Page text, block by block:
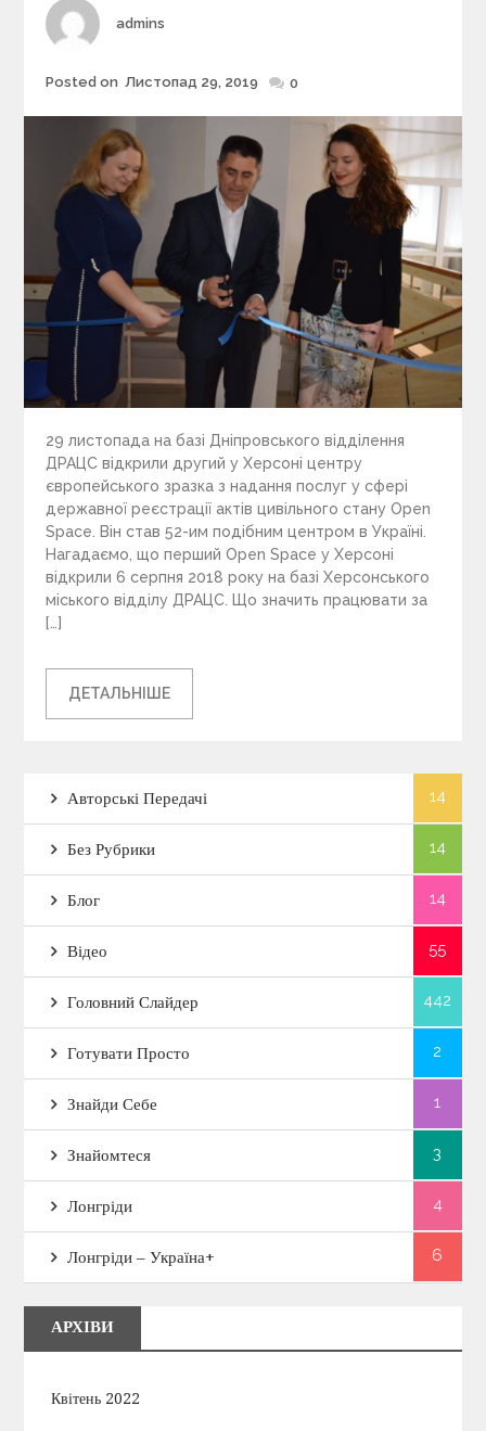
i
e
Author
admins
Posted
Posted on Листопад 29, 2019 0
29 листопада на базі Дніпровського відділення
ДРАЦС відкрили другий у Херсоні центру
європейського зразка з надання послуг у сфері
державної реєстрації актів цивільного стану Open
Space. Він став 52-им подібним центром в Україні.
Нагадаємо, що перший Open Space у Херсоні
відкрили 6 серпня 2018 року на базі Херсонського
міського відділу ДРАЦС. Що значить працювати за
[…]
ДЕТАЛЬНІШЕ
Авторські Передачі 14
Без Рубрики 14
Блог 14
Відео 55
Головний Слайдер 442
Готувати Просто 2
Знайди Себе 1
Знайомтеся 3
Лонгріди 4
Лонгріди – Україна+ 6
АРХІВИ
Квітень 2022